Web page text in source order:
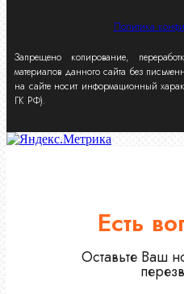
Политика
Запрещено копирование,
материалов данного сайта без
на сайте носит информационный
ГК РФ).
Есть
Оставьте Ваш